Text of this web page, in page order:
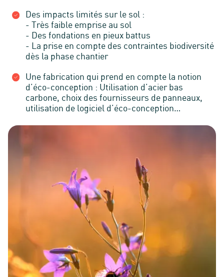
Des impacts limités sur le sol :
- Très faible emprise au sol
- Des fondations en pieux battus
- La prise en compte des contraintes biodiversité
dès la phase chantier
Une fabrication qui prend en compte la notion
d’éco-conception : Utilisation d’acier bas
carbone, choix des fournisseurs de panneaux,
utilisation de logiciel d’éco-conception…